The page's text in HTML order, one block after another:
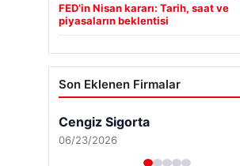
FED’in Nisan kararı: Tarih, saat ve
piyasaların beklentisi
Son Eklenen Firmalar
Cengiz Sigorta
06/23/2026